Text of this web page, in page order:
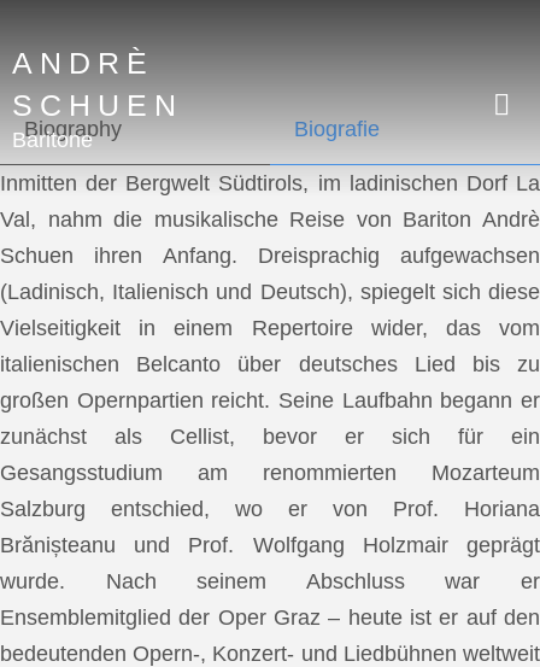
ANDRÈ
SCHUEN
Baritone
Biography Biografie
Inmitten der Bergwelt Südtirols, im ladinischen Dorf La
Val, nahm die musikalische Reise von Bariton Andrè
Schuen ihren Anfang. Dreisprachig aufgewachsen
(Ladinisch, Italienisch und Deutsch), spiegelt sich diese
Vielseitigkeit in einem Repertoire wider, das vom
italienischen Belcanto über deutsches Lied bis zu
großen Opernpartien reicht. Seine Laufbahn begann er
zunächst als Cellist, bevor er sich für ein
Gesangsstudium am renommierten Mozarteum
Salzburg entschied, wo er von Prof. Horiana
Brănișteanu und Prof. Wolfgang Holzmair geprägt
wurde. Nach seinem Abschluss war er
Ensemblemitglied der Oper Graz – heute ist er auf den
bedeutenden Opern-, Konzert- und Liedbühnen weltweit